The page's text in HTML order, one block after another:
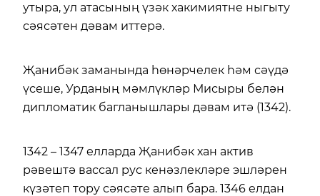
утыра, ул атасының үзәк хакимиятне ныгыту
сәясәтен дәвам иттерә.
Җанибәк заманында һөнәрчелек һәм сәүдә
үсеше, Урданың мәмлүкләр Мисыры белән
дипломатик багланышлары дәвам итә (1342).
1342 – 1347 елларда Җанибәк хан актив
рәвештә вассал рус кенәзлекләре эшләрен
күзәтеп тору сәясәте алып бара. 1346 елдан